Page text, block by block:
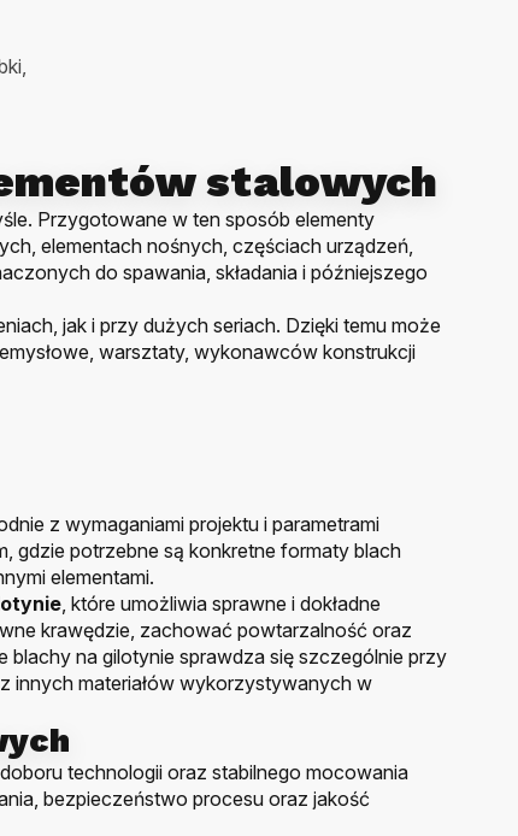
stalowych
Przygotowane w ten sposób elementy
elementach nośnych, częściach urządzeń,
do spawania, składania i późniejszego
jak i przy dużych seriach. Dzięki temu może
warsztaty, wykonawców konstrukcji
z wymaganiami projektu i parametrami
gdzie potrzebne są konkretne formaty blach
elementami.
, które umożliwia sprawne i dokładne
krawędzie, zachować powtarzalność oraz
blachy na gilotynie sprawdza się szczególnie przy
innych materiałów wykorzystywanych w
technologii oraz stabilnego mocowania
bezpieczeństwo procesu oraz jakość